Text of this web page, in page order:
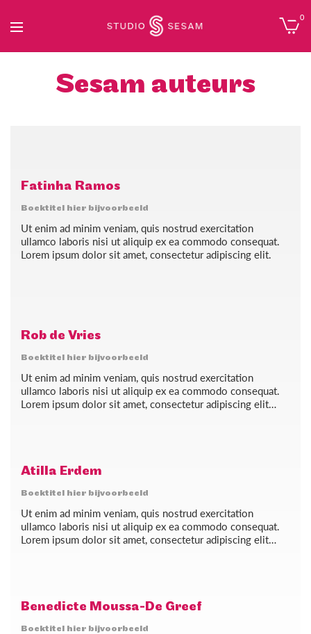
0
Sesam auteurs
Fatinha Ramos
Boektitel hier bijvoorbeeld
Ut enim ad minim veniam, quis nostrud exercitation
ullamco laboris nisi ut aliquip ex ea commodo consequat.
Lorem ipsum dolor sit amet, consectetur adipiscing elit.
Rob de Vries
Boektitel hier bijvoorbeeld
Ut enim ad minim veniam, quis nostrud exercitation
ullamco laboris nisi ut aliquip ex ea commodo consequat.
Lorem ipsum dolor sit amet, consectetur adipiscing elit…
Atilla Erdem
Boektitel hier bijvoorbeeld
Ut enim ad minim veniam, quis nostrud exercitation
ullamco laboris nisi ut aliquip ex ea commodo consequat.
Lorem ipsum dolor sit amet, consectetur adipiscing elit…
Benedicte Moussa-De Greef
Boektitel hier bijvoorbeeld